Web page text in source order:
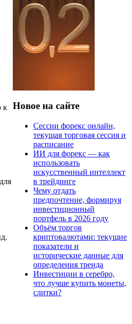
к
Новое на сайте
Сессии форекс онлайн,
текущая торговая сессия и
расписание
ИИ для форекс — как
использовать
искусственный интеллект
в трейдинге
Чему отдать
предпочтение, формируя
инвестиционный
портфель в 2026 году
Объём торгов
криптовалютами: текущие
показатели и
исторические данные для
определения тренда
Инвестиции в серебро,
что лучше купить монеты,
слитки?